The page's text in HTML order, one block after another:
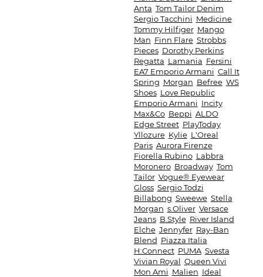
Anta Tom Tailor Denim
Sergio Tacchini Medicine
Tommy Hilfiger Mango
Man Finn Flare Strobbs
Pieces Dorothy Perkins
Regatta Lamania Fersini
EA7 Emporio Armani Call It
Spring Morgan Befree WS
Shoes Love Republic
Emporio Armani Incity
Max&Co Beppi ALDO
Edge Street PlayToday
Yllozure Kylie L'Oreal
Paris Aurora Firenze
Fiorella Rubino Labbra
Moronero Broadway Tom
Tailor Vogue® Eyewear
Gloss Sergio Todzi
Billabong Sweewe Stella
Morgan s.Oliver Versace
Jeans B.Style River Island
Elche Jennyfer Ray-Ban
Blend Piazza Italia
H:Connect PUMA Svesta
Vivian Royal Queen Vivi
Mon Ami Malien Ideal